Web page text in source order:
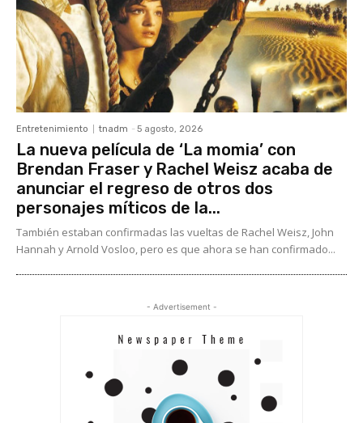
Entretenimiento tnadm - 5 agosto, 2026
La nueva película de ‘La momia’ con
Brendan Fraser y Rachel Weisz acaba de
anunciar el regreso de otros dos
personajes míticos de la...
También estaban confirmadas las vueltas de Rachel Weisz, John
Hannah y Arnold Vosloo, pero es que ahora se han confirmado...
- Advertisement -